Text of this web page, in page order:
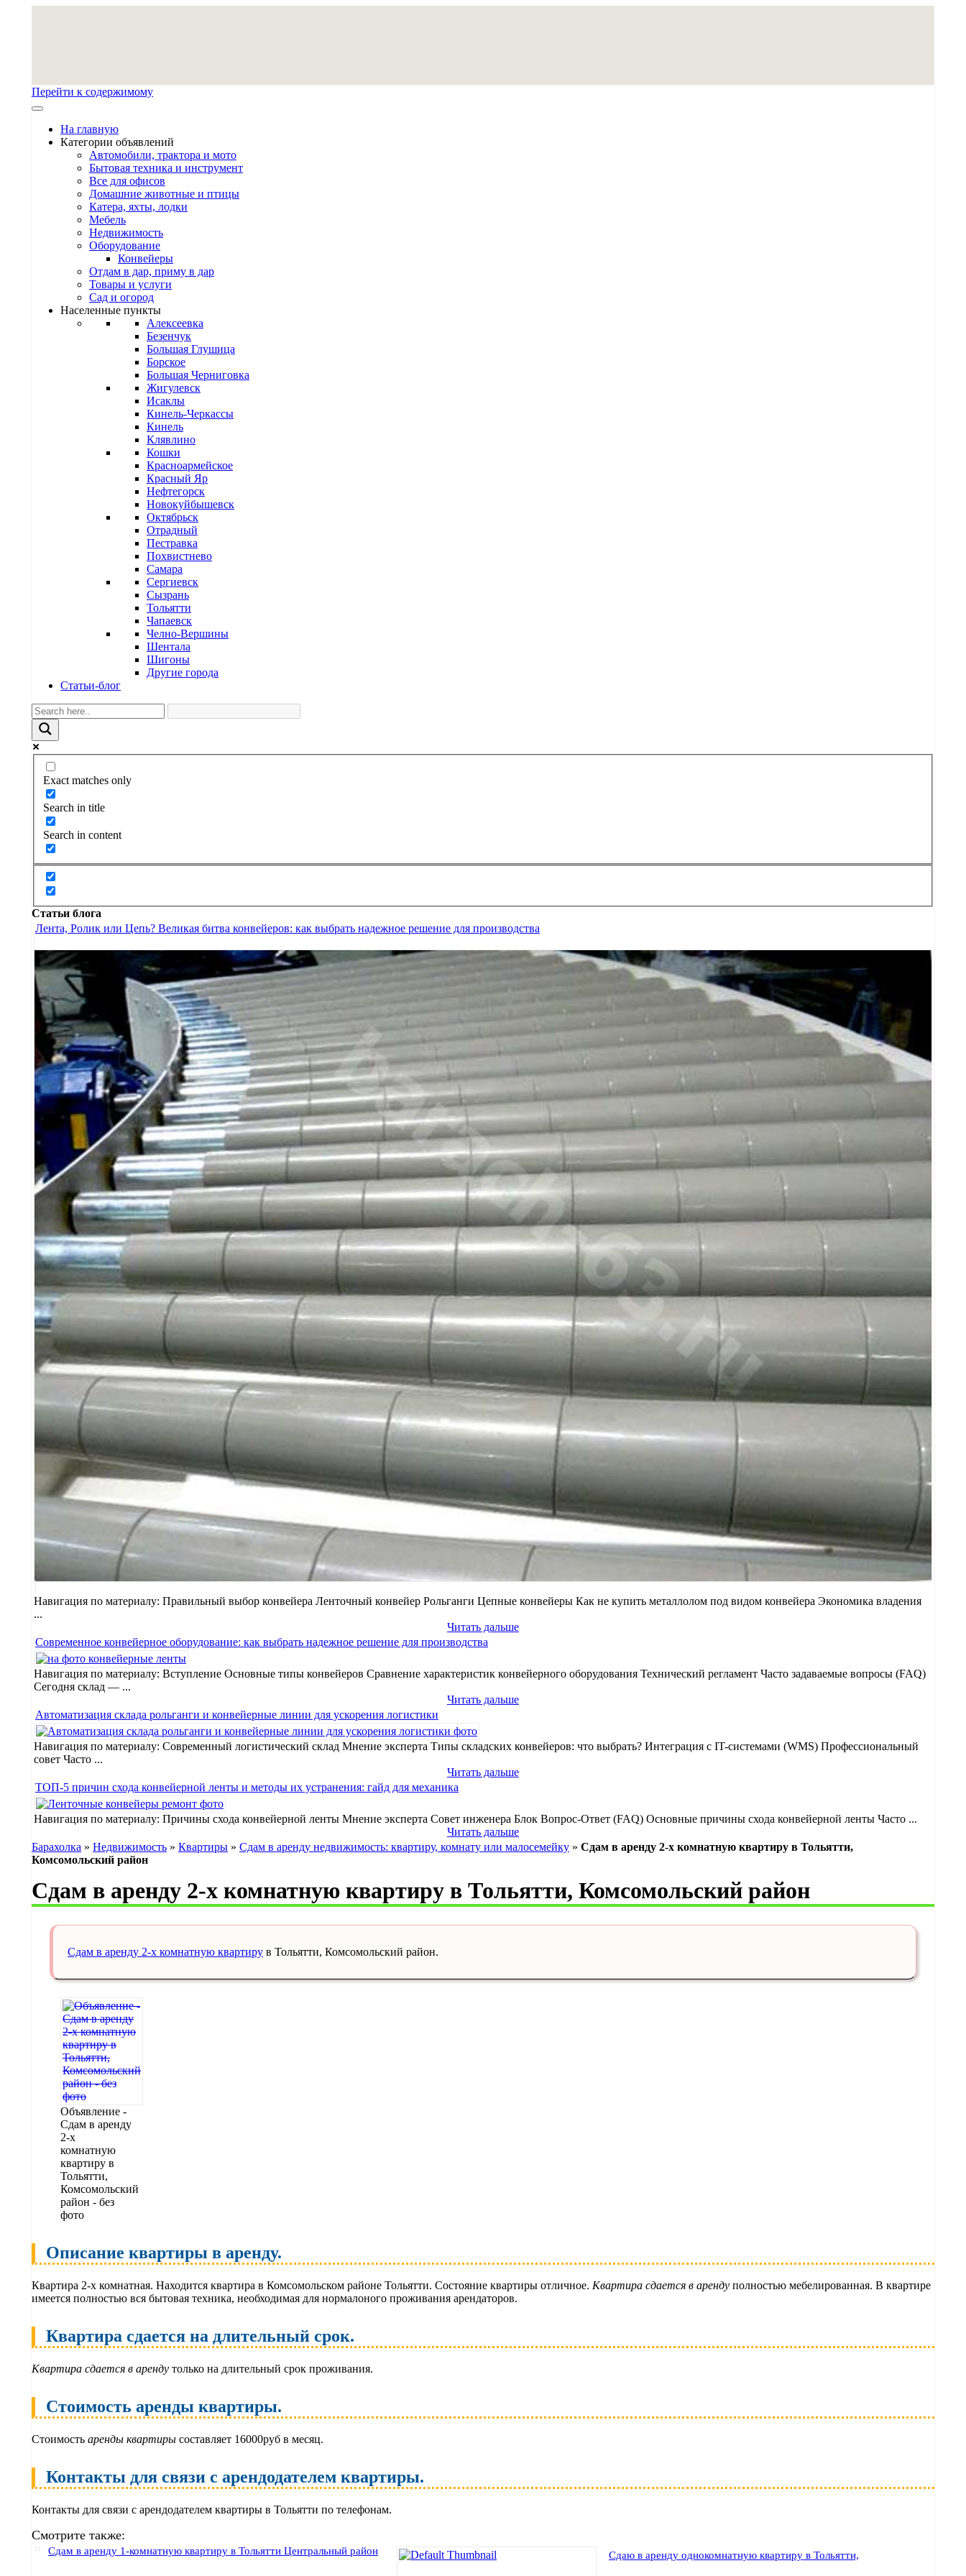
Перейти к содержимому
На главную
Категории объявлений
Автомобили, трактора и мото
Бытовая техника и инструмент
Все для офисов
Домашние животные и птицы
Катера, яхты, лодки
Мебель
Недвижимость
Оборудование
Конвейеры
Отдам в дар, приму в дар
Товары и услуги
Сад и огород
Населенные пункты
Алексеевка
Безенчук
Большая Глушица
Борское
Большая Черниговка
Жигулевск
Исаклы
Кинель-Черкассы
Кинель
Клявлино
Кошки
Красноармейское
Красный Яр
Нефтегорск
Новокуйбышевск
Октябрьск
Отрадный
Пестравка
Похвистнево
Самара
Сергиевск
Сызрань
Тольятти
Чапаевск
Челно-Вершины
Шентала
Шигоны
Другие города
Статьи-блог
Exact matches only
Search in title
Search in content
Статьи блога
Лента, Ролик или Цепь? Великая битва конвейеров: как выбрать надежное решение для производства
Навигация по материалу: Правильный выбор конвейера Ленточный конвейер Рольганги Цепные конвейеры Как не купить металлолом под видом конвейера Экономика владения
...
Читать дальше
Современное конвейерное оборудование: как выбрать надежное решение для производства
Навигация по материалу: Вступление Основные типы конвейеров Сравнение характеристик конвейерного оборудования Технический регламент Часто задаваемые вопросы (FAQ)
Сегодня склад — ...
Читать дальше
Автоматизация склада рольганги и конвейерные линии для ускорения логистики
Навигация по материалу: Современный логистический склад Мнение эксперта Типы складских конвейеров: что выбрать? Интеграция с IT-системами (WMS) Профессиональный
совет Часто ...
Читать дальше
ТОП-5 причин схода конвейерной ленты и методы их устранения: гайд для механика
Навигация по материалу: Причины схода конвейерной ленты Мнение эксперта Совет инженера Блок Вопрос-Ответ (FAQ) Основные причины схода конвейерной ленты Часто ...
Читать дальше
Барахолка » Недвижимость » Квартиры » Сдам в аренду недвижимость: квартиру, комнату или малосемейку » Сдам в аренду 2-х комнатную квартиру в Тольятти,
Комсомольский район
Сдам в аренду 2-х комнатную квартиру в Тольятти, Комсомольский район
Сдам в аренду 2-х комнатную квартиру в Тольятти, Комсомольский район.
Объявление -
Сдам в аренду
2-х
комнатную
квартиру в
Тольятти,
Комсомольский
район - без
фото
Описание квартиры в аренду.
Квартира 2-х комнатная. Находится квартира в Комсомольском районе Тольятти. Состояние квартиры отличное. Квартира сдается в аренду полностью мебелированная. В квартире
имеется полностью вся бытовая техника, необходимая для нормалоного проживания арендаторов.
Квартира сдается на длительный срок.
Квартира сдается в аренду только на длительный срок проживания.
Стоимость аренды квартиры.
Стоимость аренды квартиры составляет 16000руб в месяц.
Контакты для связи с арендодателем квартиры.
Контакты для связи с арендодателем квартиры в Тольятти по телефонам.
Смотрите также:
Сдам в аренду 1-комнатную квартиру в Тольятти Центральный район Сдаю в аренду однокомнатную квартиру в Тольятти,